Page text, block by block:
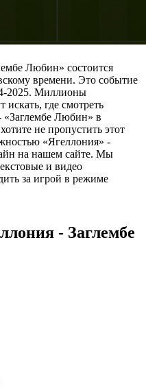
Любин» состоится
времени. Это событие
2025. Миллионы
где смотреть
«Заглембе Любин» в
не пропустить этот
«Ягеллония» -
на нашем сайте. Мы
и видео
за игрой в режиме
- Заглембе